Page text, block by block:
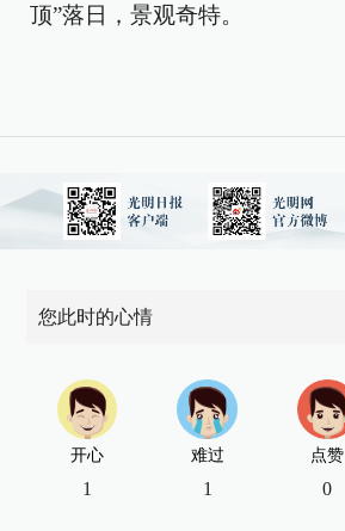
顶”落日，景观奇特。
您此时的心情
开心
1
难过
1
点赞
0